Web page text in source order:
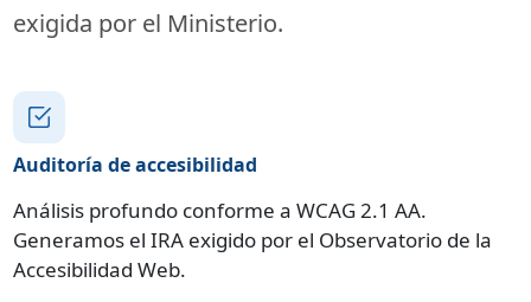
exigida por el Ministerio.
Auditoría de accesibilidad
Análisis profundo conforme a WCAG 2.1 AA.
Generamos el IRA exigido por el Observatorio de la
Accesibilidad Web.